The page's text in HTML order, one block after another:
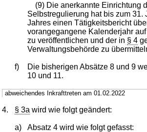
(9) Die anerkannte Einrichtung
Selbstregulierung hat bis zum 31.
Jahres einen Tätigkeitsbericht
vorangegangene Kalenderjahr
zu veröffentlichen und der in § 4
Verwaltungsbehörde zu
f)
Die bisherigen Absätze 8 und 9
10 und 11.
abweichendes Inkrafttreten am 01.02.2022
4. § 3a wird wie folgt geändert:
a) Absatz 4 wird wie folgt gefasst: